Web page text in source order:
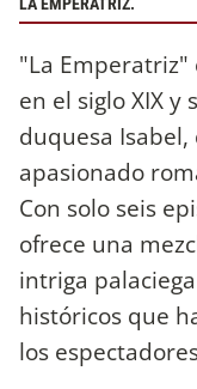
"La
en el siglo XIX
duquesa Isabel,
apasionado
Con solo seis
ofrece una
intriga
históricos que
los